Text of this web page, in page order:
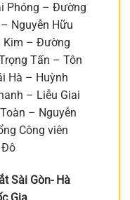
Phóng – Đường
Nguyễn Hữu
Kim – Đường
Tấn – Tôn
Hà – Huỳnh
– Liễu Giai
– Nguyễn
Công viên
Đô
Sài Gòn- Hà